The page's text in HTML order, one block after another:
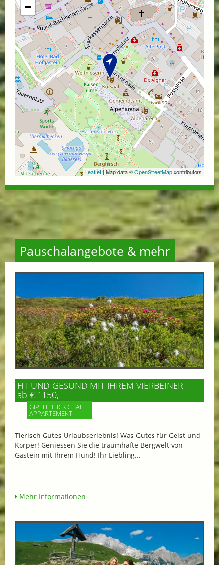
−
Leaflet| Map data ©OpenStreetMapcontributors
Pauschalangebote & mehr
FIT UND GESUND MIT IHREM VIERBEINER
ab € 1150,-
GIPFELBLICK CHALET
APPARTEMENT
Tierisch Gutes Urlaubserlebnis! Was Gutes für Geist und
Körper! Geniessen Sie die traumhafte Bergwelt von
Gastein mit Ihrem Hund! Ihr Liebling...
Mehr Informationen